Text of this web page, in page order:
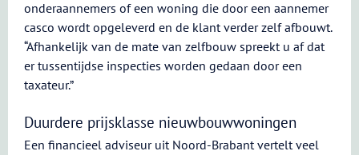
onderaannemers of een woning die door een aannemer
casco wordt opgeleverd en de klant verder zelf afbouwt.
“Afhankelijk van de mate van zelfbouw spreekt u af dat
er tussentijdse inspecties worden gedaan door een
taxateur.”
Duurdere prijsklasse nieuwbouwwoningen
Een financieel adviseur uit Noord-Brabant vertelt veel